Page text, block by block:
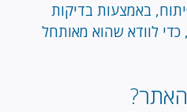
באמצעות בדיקות
כדי לוודא שהוא מאותחל